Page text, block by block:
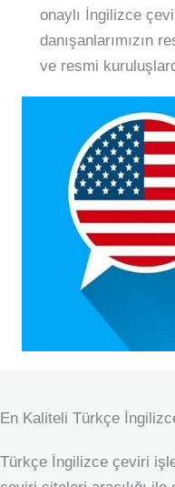
onaylı İngilizce
danışanlarımızın
ve resmi
En Kaliteli Türkçe
Türkçe İngilizce çeviri